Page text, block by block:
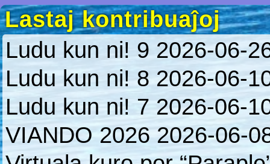
Lastaj kontribuaĵoj
Ludu kun ni! 9 2026-06-
Ludu kun ni! 8 2026-06-
Ludu kun ni! 7 2026-06-
VIANDO 2026 2026-06-